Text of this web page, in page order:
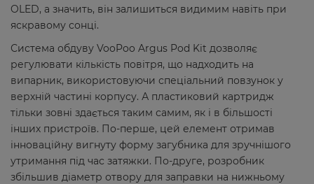
OLED, а значить, він залишиться видимим навіть при
яскравому сонці.
Система обдуву VooPoo Argus Pod Kit дозволяє
регулювати кількість повітря, що надходить на
випарник, використовуючи спеціальний повзунок у
верхній частині корпусу. А пластиковий картридж
тільки зовні здається таким самим, як і в більшості
інших пристроїв. По-перше, цей елемент отримав
інноваційну вигнуту форму загубника для зручнішого
утримання під час затяжки. По-друге, розробник
збільшив діаметр отвору для заправки на нижньому